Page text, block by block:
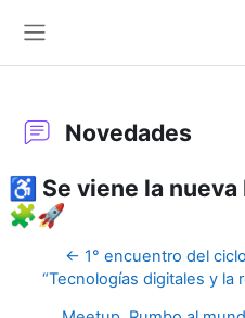
Novedades
♿ Se viene la
🧩🚀
← 1° encuentro del
“Tecnologías digitales y la